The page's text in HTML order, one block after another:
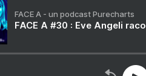
FACE A - un podcast Purecharts
FACE A #30 : Eve Angeli